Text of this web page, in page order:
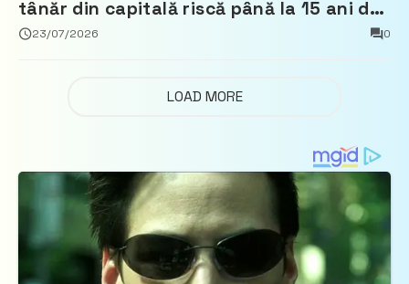
tânăr din capitală riscă până la 15 ani de
închisoare
23/07/2026 0
LOAD MORE